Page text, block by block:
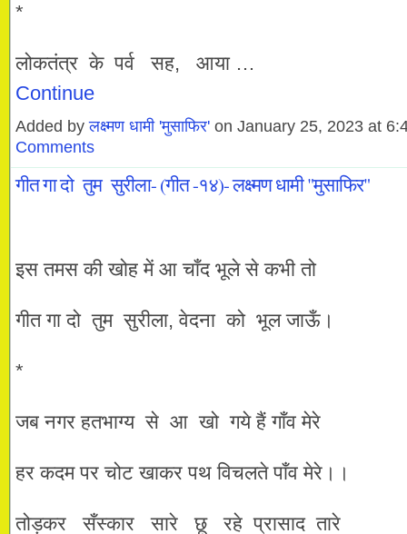
*
लोकतंत्र के पर्व सह, आया …
Continue
Added byलक्ष्मण धामी 'मुसाफिर' on January 25, 2023 at
Comments
गीत गा दो तुम सुरीला- (गीत -१४)- लक्ष्मण धामी "मुसाफिर"
इस तमस की खोह में आ चाँद भूले से कभी तो
गीत गा दो तुम सुरीला, वेदना को भूल जाऊँ।
*
जब नगर हतभाग्य से आ खो गये हैं गाँव मेरे
हर कदम पर चोट खाकर पथ विचलते पाँव मेरे।।
तोड़कर सँस्कार सारे छू रहे प्रासाद तारे